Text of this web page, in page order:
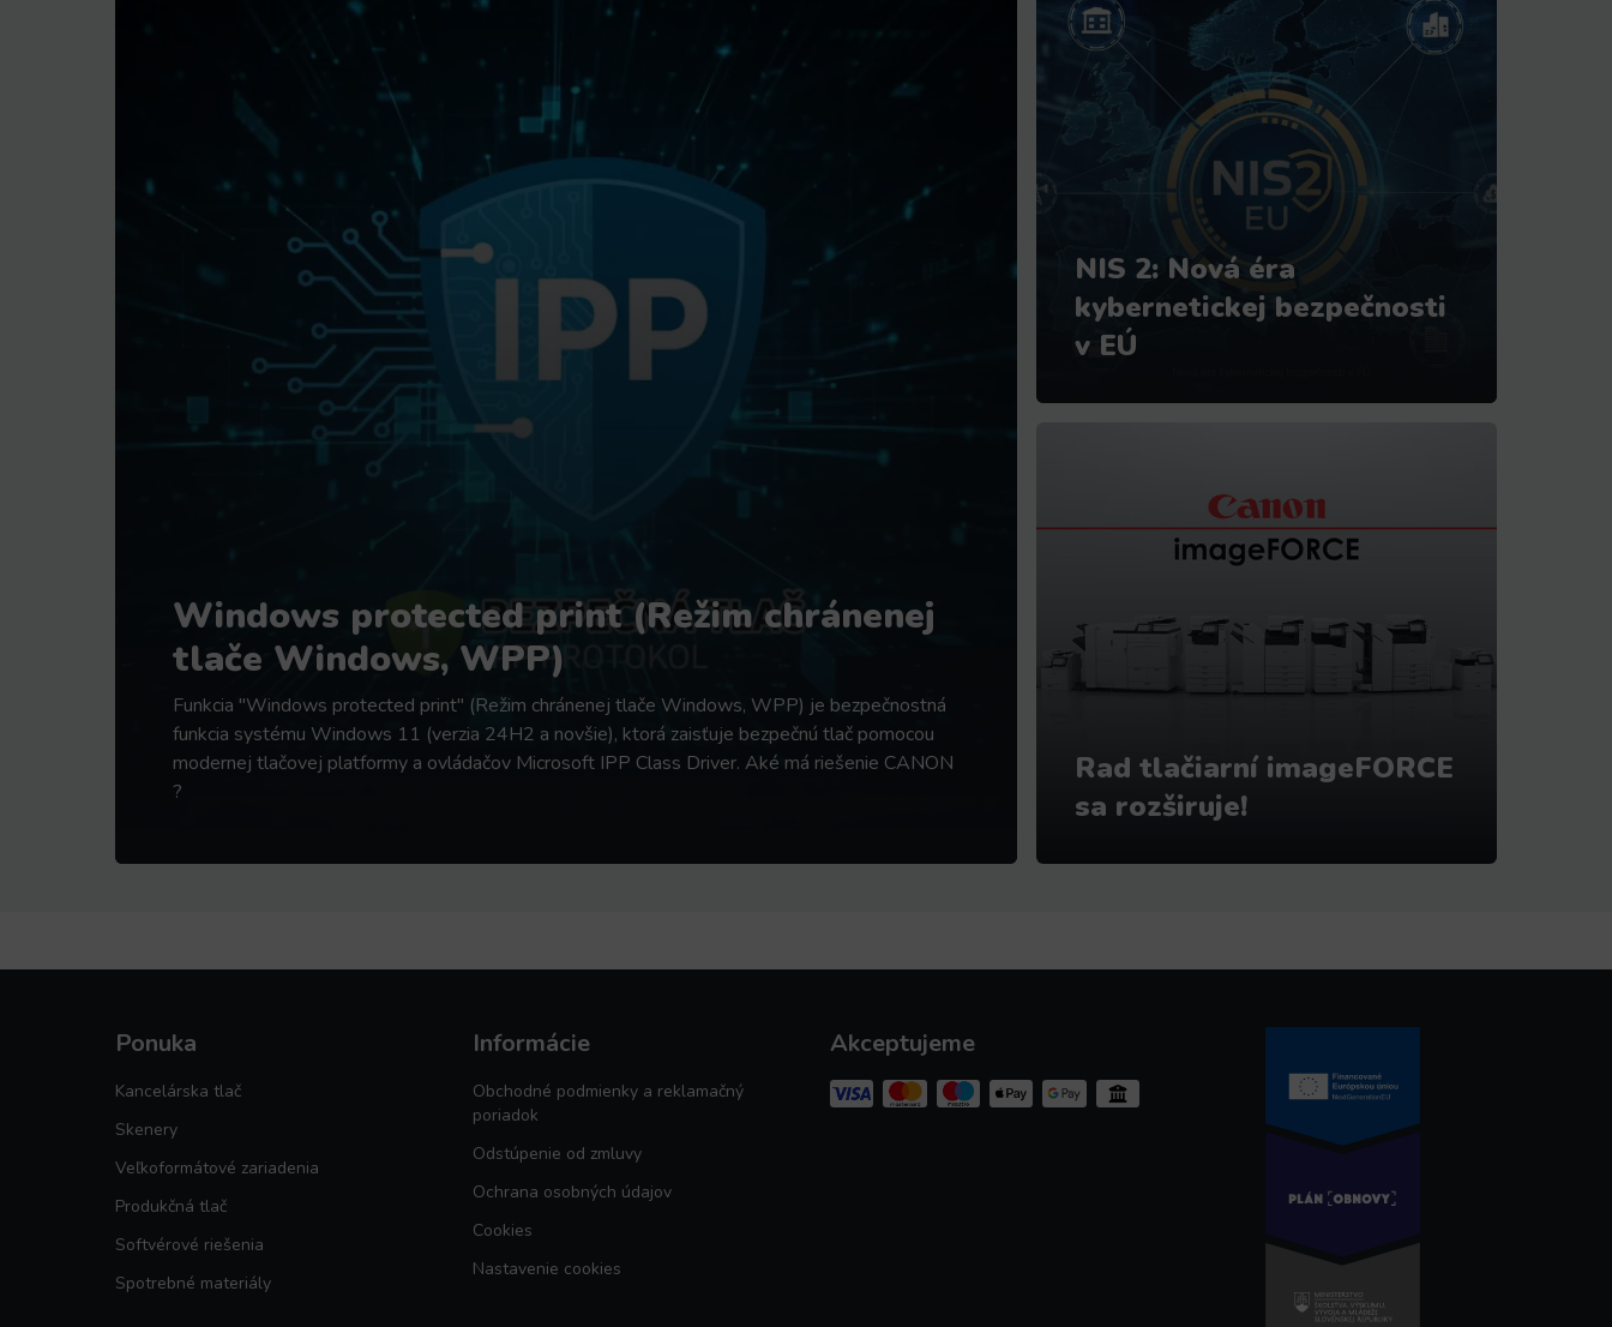
Windows protected print (Režim chránenej
tlače Windows, WPP)
Funkcia "Windows protected print" (Režim chránenej tlače Windows, WPP) je bezpečnostná
funkcia systému Windows 11 (verzia 24H2 a novšie), ktorá zaisťuje bezpečnú tlač pomocou
modernej tlačovej platformy a ovládačov Microsoft IPP Class Driver. Aké má riešenie CANON
?
NIS 2: Nová éra
kybernetickej bezpečnosti
v EÚ
Rad tlačiarní imageFORCE
sa rozširuje!
Ponuka
Kancelárska tlač
Skenery
Veľkoformátové zariadenia
Produkčná tlač
Softvérové riešenia
Spotrebné materiály
Informácie
Obchodné podmienky a reklamačný
poriadok
Odstúpenie od zmluvy
Ochrana osobných údajov
Cookies
Nastavenie cookies
Akceptujeme